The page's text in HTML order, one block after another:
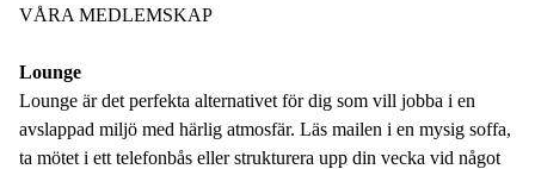
VÅRA MEDLEMSKAP
Lounge
Lounge är det perfekta alternativet för dig som vill jobba i en
avslappad miljö med härlig atmosfär. Läs mailen i en mysig soffa,
ta mötet i ett telefonbås eller strukturera upp din vecka vid något